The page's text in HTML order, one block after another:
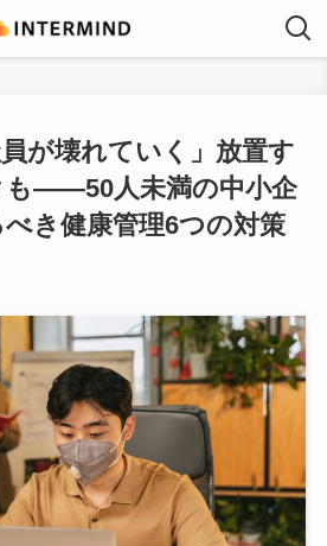
員が壊れていく」放置す
も——50人未満の中小企
き健康管理6つの対策